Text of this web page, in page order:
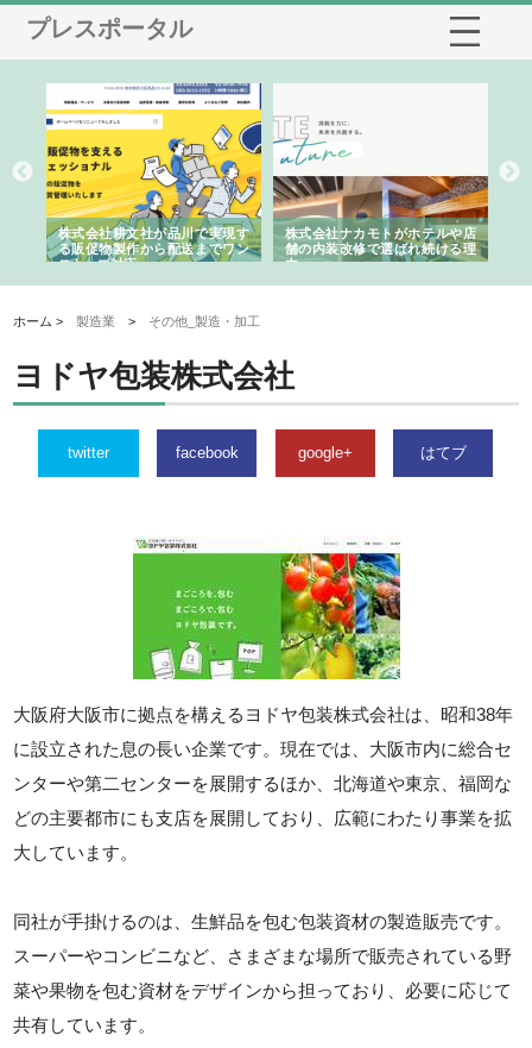
プレスポータル
株式会社耕文社が品川で実現す
る販促物製作から配送までワン
ストップ対応
株式会社ナカモトがホテルや店
舗の内装改修で選ばれ続ける理
由
ホーム >製造業 > その他_製造・加工
ヨドヤ包装株式会社
twitter facebook google+ はてブ
大阪府大阪市に拠点を構えるヨドヤ包装株式会社は、昭和38年
に設立された息の長い企業です。現在では、大阪市内に総合セ
ンターや第二センターを展開するほか、北海道や東京、福岡な
どの主要都市にも支店を展開しており、広範にわたり事業を拡
大しています。
同社が手掛けるのは、生鮮品を包む包装資材の製造販売です。
スーパーやコンビニなど、さまざまな場所で販売されている野
菜や果物を包む資材をデザインから担っており、必要に応じて
共有しています。